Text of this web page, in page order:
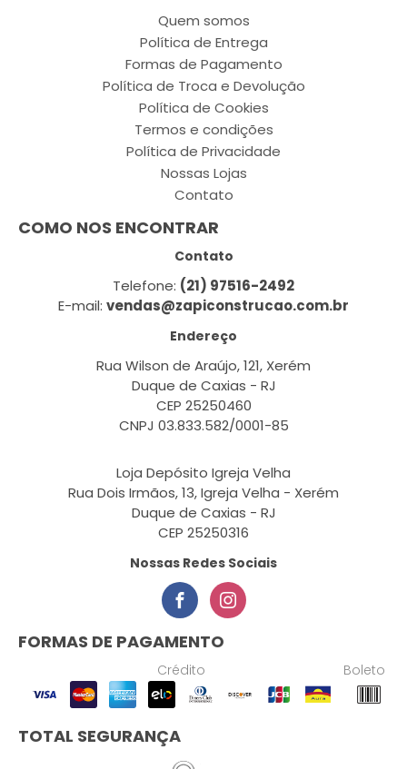
Quem somos
Política de Entrega
Formas de Pagamento
Política de Troca e Devolução
Política de Cookies
Termos e condições
Política de Privacidade
Nossas Lojas
Contato
COMO NOS ENCONTRAR
Contato
Telefone: (21) 97516-2492
E-mail: vendas@zapiconstrucao.com.br
Endereço
Rua Wilson de Araújo, 121, Xerém
Duque de Caxias - RJ
CEP 25250460
CNPJ 03.833.582/0001-85
Loja Depósito Igreja Velha
Rua Dois Irmãos, 13, Igreja Velha - Xerém
Duque de Caxias - RJ
CEP 25250316
Nossas Redes Sociais
FORMAS DE PAGAMENTO
Crédito Boleto
TOTAL SEGURANÇA